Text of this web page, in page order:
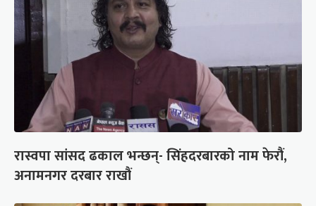
रास्वपा सांसद ढकाल भन्छन्- सिंहदरबारको नाम फेरौं,
अनामनगर दरबार राखौं